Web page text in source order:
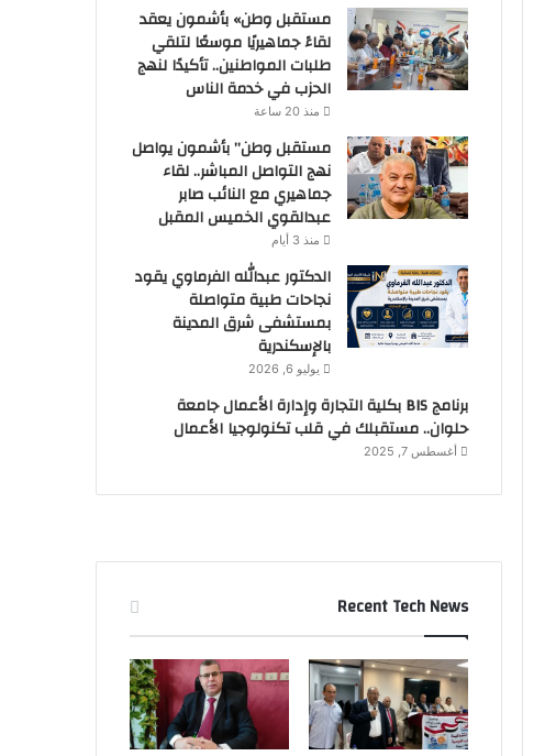
مستقبل وطن» بأشمون يعقد
لقاءً جماهيريًا موسعًا لتلقي
طلبات المواطنين.. تأكيدًا لنهج
الحزب في خدمة الناس
منذ 20 ساعة
مستقبل وطن” بأشمون يواصل
نهج التواصل المباشر.. لقاء
جماهيري مع النائب صابر
عبدالقوي الخميس المقبل
منذ 3 أيام
الدكتور عبدالله الفرماوي يقود
نجاحات طبية متواصلة
بمستشفى شرق المدينة
بالإسكندرية
يوليو 6, 2026
برنامج BIS بكلية التجارة وإدارة الأعمال جامعة
حلوان.. مستقبلك في قلب تكنولوجيا الأعمال
أغسطس 7, 2025
Recent Tech News